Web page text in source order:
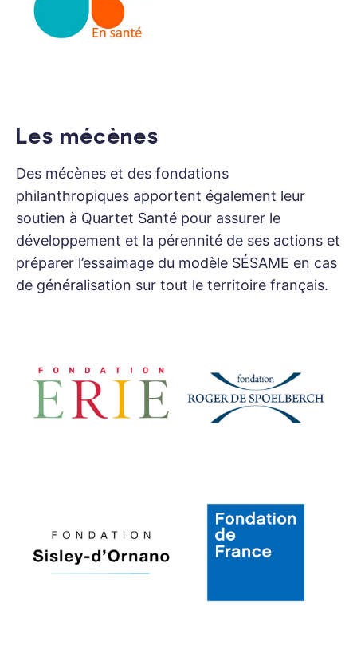
Les mécènes
Des mécènes et des fondations
philanthropiques apportent également leur
soutien à Quartet Santé pour assurer le
développement et la pérennité de ses actions et
préparer l’essaimage du modèle SÉSAME en cas
de généralisation sur tout le territoire français.